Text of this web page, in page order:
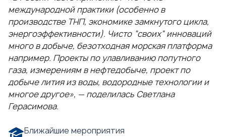
международной практики (особенно в
производстве ТНП, экономике замкнутого цикла,
энергоэффективности). Чисто “своих” инноваций
много в добыче, безотходная морская платформа
например. Проекты по улавливанию попутного
газа, измерениям в нефтедобыче, проект по
добыче лития из воды, водородные технологии и
многое другое», — поделилась Светлана
Герасимова.
Ближайшие мероприятия